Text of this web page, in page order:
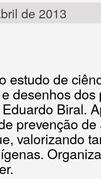
de 2013
estudo de
desenhos
Biral.
prevenção
valorizando